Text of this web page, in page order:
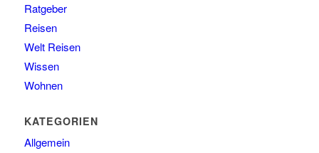
Ratgeber
Reisen
Welt Reisen
Wissen
Wohnen
KATEGORIEN
Allgemein